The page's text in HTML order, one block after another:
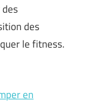
des
le fitness.
en